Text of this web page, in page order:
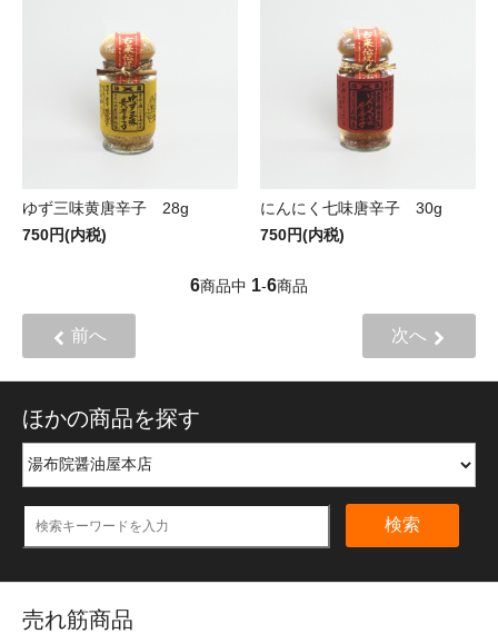
ゆず三味黄唐辛子 28g
750円(内税)
にんにく七味唐辛子 30g
750円(内税)
6商品中 1-6商品
前へ 次へ
ほかの商品を探す
検索
売れ筋商品